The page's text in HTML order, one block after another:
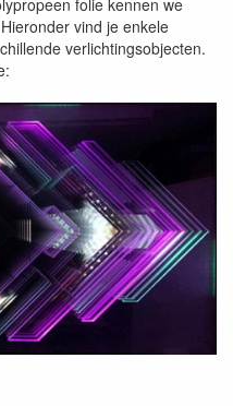
vind je enkele
verlichtingsobjecten.